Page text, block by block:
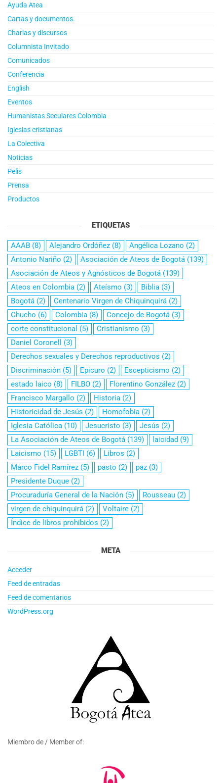
Ayuda Atea
Cartas y documentos.
Charlas y discursos
Columnista Invitado
Comunicados
Conferencia
English
Eventos
Humanistas Seculares Colombia
Iglesias cristianas
La Colectiva
Noticias
Pelis
Prensa
Productos
ETIQUETAS
AAAB (8) Alejandro Ordóñez (8) Angélica Lozano (2)
Antonio Nariño (2) Asociación de Ateos de Bogotá (139)
Asociación de Ateos y Agnósticos de Bogotá (139)
Ateos en Colombia (2) Ateísmo (3) Biblia (3)
Bogotá (2) Centenario Virgen de Chiquinquirá (2)
Chucho (6) Colombia (8) Concejo de Bogotá (3)
corte constitucional (5) Cristianismo (3)
Daniel Coronell
(3)
Derechos sexuales y Derechos reproductivos (2)
Discriminación (5) Epicuro (2) Escepticismo (2)
estado laico (8) FILBO (2) Florentino González (2)
Francisco Margallo (2) Historia (2)
Historicidad de Jesús (2) Homofobia (2)
Iglesia Católica (10) Jesucristo (3) Jesús (2)
La Asociación de Ateos de Bogotá (139) laicidad (9)
Laicismo (15) LGBTI (6) Libros (2)
Marco Fidel Ramírez (5) pasto (2) paz (3)
Presidente Duque (2)
Procuraduría General de la Nación (5) Rousseau (2)
virgen de chiquinquirá (2) Voltaire (2)
Índice de libros prohibidos (2)
META
Acceder
Feed de entradas
Feed de comentarios
WordPress.org
Miembro de / Member of: